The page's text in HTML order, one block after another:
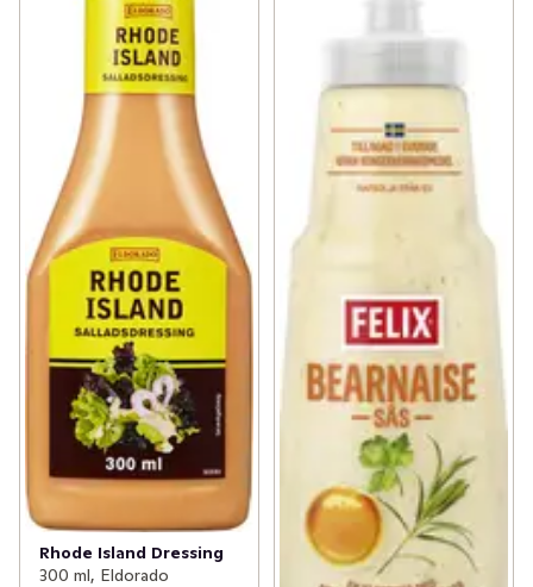
Rhode Island Dressing
300 ml, Eldorado